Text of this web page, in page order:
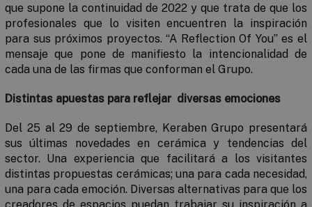
que supone la continuidad de 2022 y que trata de que los
profesionales que lo visiten encuentren la inspiración
para sus próximos proyectos. “A Reflection Of You” es el
mensaje que pone de manifiesto la intencionalidad de
cada una de las firmas que conforman el Grupo.
Distintas apuestas para reflejar diversas emociones
Del 25 al 29 de septiembre, Keraben Grupo presentará
sus últimas novedades en cerámica y tendencias del
sector. Una experiencia que facilitará a los visitantes
distintas propuestas cerámicas; una para cada necesidad,
una para cada emoción. Diversas alternativas para que los